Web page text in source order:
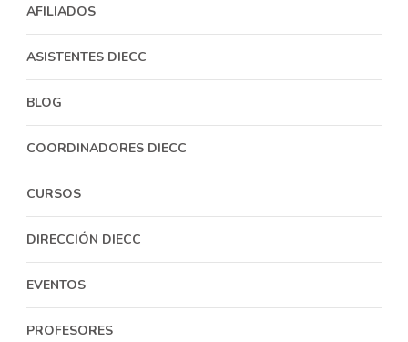
AFILIADOS
ASISTENTES DIECC
BLOG
COORDINADORES DIECC
CURSOS
DIRECCIÓN DIECC
EVENTOS
PROFESORES